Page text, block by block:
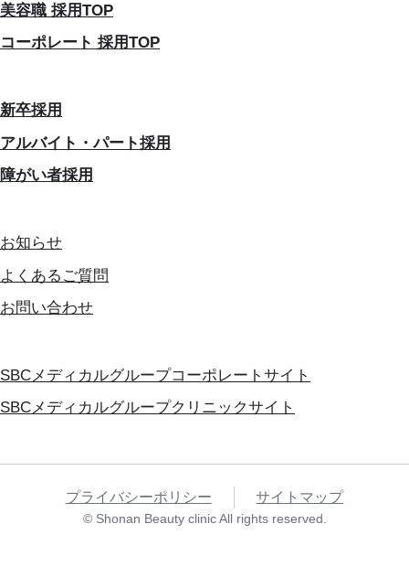
美容職 採用TOP
コーポレート 採用TOP
新卒採用
アルバイト・パート採用
障がい者採用
お知らせ
よくあるご質問
お問い合わせ
SBCメディカルグループコーポレートサイト
SBCメディカルグループクリニックサイト
プライバシーポリシー サイトマップ
© Shonan Beauty clinic All rights reserved.